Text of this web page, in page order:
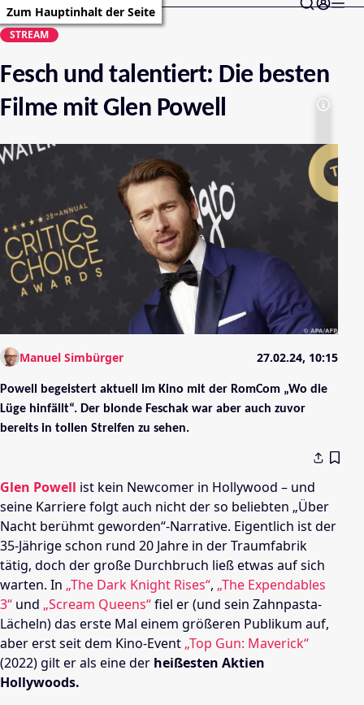
Zum Hauptinhalt der Seite
STREAM
Fesch und talentiert: Die besten
Filme mit Glen Powell
Manuel Simbürger 27.02.24, 10:15
Powell begeistert aktuell im Kino mit der RomCom „Wo die
Lüge hinfällt“. Der blonde Feschak war aber auch zuvor
bereits in tollen Streifen zu sehen.
Glen Powell ist kein Newcomer in Hollywood – und
seine Karriere folgt auch nicht der so beliebten „Über
Nacht berühmt geworden“-Narrative. Eigentlich ist der
35-Jährige schon rund 20 Jahre in der Traumfabrik
tätig, doch der große Durchbruch ließ etwas auf sich
warten. In „The Dark Knight Rises“, „The Expendables
3“ und „Scream Queens“fiel er (und sein Zahnpasta-
Lächeln) das erste Mal einem größeren Publikum auf,
aber erst seit dem Kino-Event „Top Gun: Maverick“
(2022) gilt er als eine der heißesten Aktien
Hollywoods.